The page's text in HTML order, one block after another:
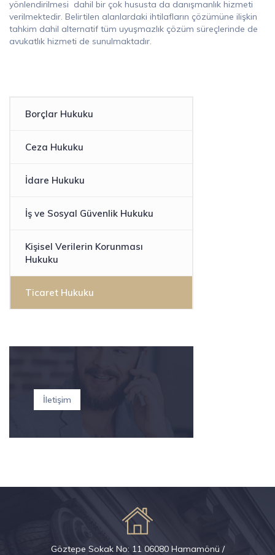
yönlendirilmesi dahil bir çok hususta da danışmanlık hizmeti
verilmektedir. Belirtilen alanlardaki ihtilafların çözümüne ilişkin
tahkim dahil alternatif tüm uyuşmazlık çözüm süreçlerinde de
avukatlık hizmeti de sunulmaktadır.
Borçlar Hukuku
Ceza Hukuku
İdare Hukuku
İş ve Sosyal Güvenlik Hukuku
Kişisel Verilerin Korunması
Hukuku
Ticaret Hukuku
İletişim
Göztepe Sokak No: 11 06080 Hamamönü /